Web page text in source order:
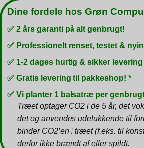
Dine fordele hos Grøn
✅ 2 års garanti på alt genbrugt!
✅ Professionelt renset, testet &
✅ 1-2 dages hurtig & sikker levering
✅ Gratis levering til pakkeshop! *
✅ Vi planter 1 balsatræ per
Træet optager CO2 i de 5 år, det
det og anvendes udelukkende til
binder CO2’en i træet (f.eks. til
derfor ikke brændt af eller spildt.